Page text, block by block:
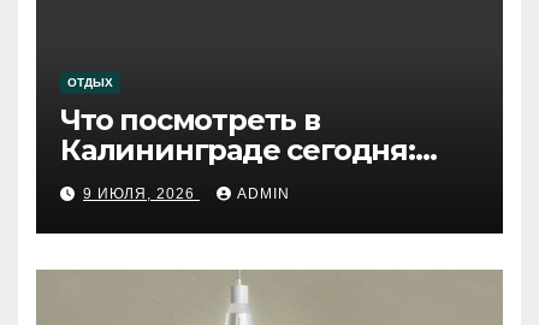
ОТДЫХ
Что посмотреть в
Калининграде сегодня:
путеводитель по самому
западному городу России
9 ИЮЛЯ, 2026 ADMIN